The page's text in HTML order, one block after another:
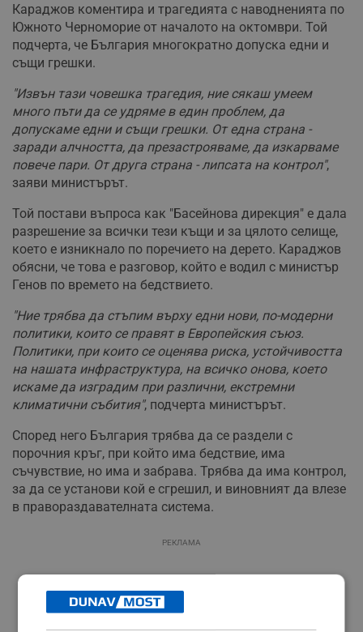
Караджов коментира и трагедията с наводненията по
Южното Черноморие от началото на октомври. Той
подчерта, че България многократно допуска едни и
същи грешки.
"Извън тази човешка трагедия, ние сякаш умеем
много пъти да се удряме в един проблем, да
допускаме едни и същи грешки. От една страна -
заради алчността, да презастрояваме, да изкарваме
повече пари. От друга страна - липсата на контрол",
заяви министърът.
Той постави въпроса как "Басейнова дирекция" е дала
разрешение за всички тези къщи и за цялото селище,
което е изникнало по поречието на дерето. Караджов
обясни, че това е разговор, който е водил с министър
Генов по времето на бедствието.
"Ние трябва да стъпим върху едни нови, по-модерни
политики, които се правят в Европейския съюз.
Политики, при които се оценява риска, устойчивостта
на нашата инфраструктура, на всичко онова, което
искаме да изградим при различни, екстремни
климатични събития", подчерта министърът.
Според него България трябва да се раздели с
порочния кръг, при който има бедствие, има
съчувствие, но има и забрава. Трябва да има контрол,
за да се установи кой е сгрешил, и виновният да влезе
в правораздавателната система.
РЕКЛАМА